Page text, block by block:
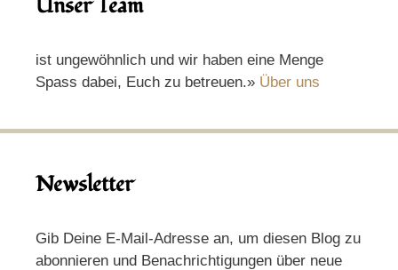
ist ungewöhnlich und wir haben eine Menge
Spass dabei, Euch zu betreuen.» Über uns
Newsletter
Gib Deine E-Mail-Adresse an, um diesen Blog zu
abonnieren und Benachrichtigungen über neue